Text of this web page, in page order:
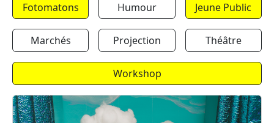
Fotomatons Humour Jeune Public
Marchés Projection Théâtre
Workshop